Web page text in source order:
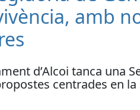
amb
d’Alcoi tanca una
centrades en